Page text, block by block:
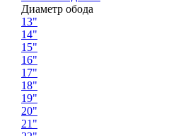
Диаметр обода
13"
14"
15"
16"
17"
18"
19"
20"
21"